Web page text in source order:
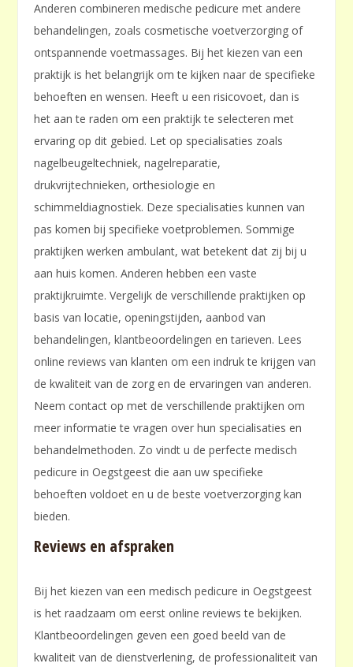
Anderen combineren medische pedicure met andere
behandelingen, zoals cosmetische voetverzorging of
ontspannende voetmassages. Bij het kiezen van een
praktijk is het belangrijk om te kijken naar de specifieke
behoeften en wensen. Heeft u een risicovoet, dan is
het aan te raden om een praktijk te selecteren met
ervaring op dit gebied. Let op specialisaties zoals
nagelbeugeltechniek, nagelreparatie,
drukvrijtechnieken, orthesiologie en
schimmeldiagnostiek. Deze specialisaties kunnen van
pas komen bij specifieke voetproblemen. Sommige
praktijken werken ambulant, wat betekent dat zij bij u
aan huis komen. Anderen hebben een vaste
praktijkruimte. Vergelijk de verschillende praktijken op
basis van locatie, openingstijden, aanbod van
behandelingen, klantbeoordelingen en tarieven. Lees
online reviews van klanten om een indruk te krijgen van
de kwaliteit van de zorg en de ervaringen van anderen.
Neem contact op met de verschillende praktijken om
meer informatie te vragen over hun specialisaties en
behandelmethoden. Zo vindt u de perfecte medisch
pedicure in Oegstgeest die aan uw specifieke
behoeften voldoet en u de beste voetverzorging kan
bieden.
Reviews en afspraken
Bij het kiezen van een medisch pedicure in Oegstgeest
is het raadzaam om eerst online reviews te bekijken.
Klantbeoordelingen geven een goed beeld van de
kwaliteit van de dienstverlening, de professionaliteit van